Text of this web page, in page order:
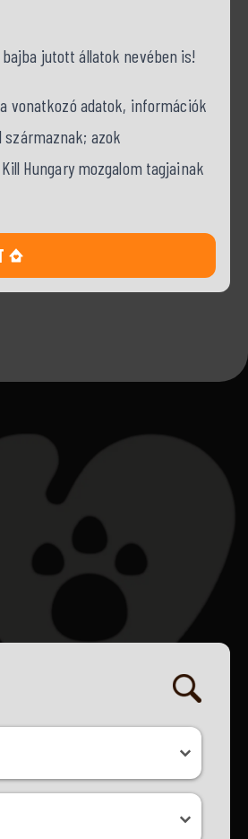
jutott állatok nevében is!
vonatkozó adatok, információk
azok
Hungary mozgalom tagjainak